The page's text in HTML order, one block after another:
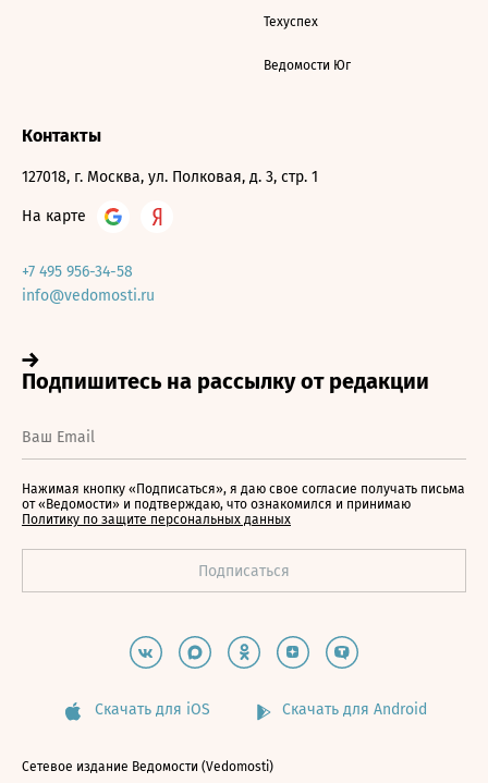
Техуспех
Ведомости Юг
Контакты
127018, г. Москва, ул. Полковая, д. 3, стр. 1
На карте
+7 495 956-34-58
info@vedomosti.ru
Нажимая кнопку «Подписаться», я даю свое согласие получать письма
от «Ведомости» и подтверждаю, что ознакомился и принимаю
Политику по защите персональных данных
Скачать для iOS Скачать для Android
Сетевое издание Ведомости (Vedomosti)